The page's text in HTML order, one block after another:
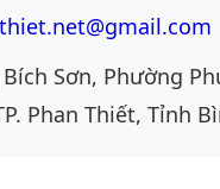
Sơn, Phường
Phan Thiết, Tỉnh